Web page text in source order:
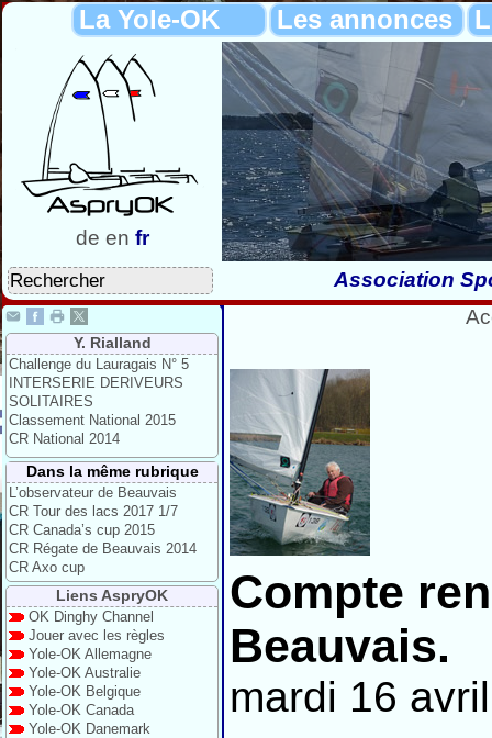
La Yole-OK Les annonces
de en fr
Association
Y. Rialland
Challenge du Lauragais N° 5
INTERSERIE DERIVEURS
SOLITAIRES
Classement National 2015
CR National 2014
Dans la même rubrique
L’observateur de Beauvais
CR Tour des lacs 2017 1/7
CR Canada’s cup 2015
CR Régate de Beauvais 2014
CR Axo cup
Liens AspryOK
OK Dinghy Channel
Jouer avec les règles
Yole-OK Allemagne
Yole-OK Australie
Yole-OK Belgique
Yole-OK Canada
Yole-OK Danemark
Compte
Beauvais.
mardi 16